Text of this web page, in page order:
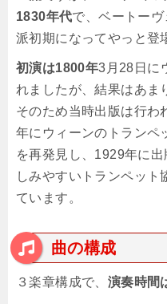
1830年代で、ベートー
派初期になってやっと登
初演は1800年3月28日に
れましたが、結果はあま
そのため当時出版は行わ
年にウィーンのトランペ
を再発見し、1929年に
しみやすいトランペット
ています。
曲の構成
３楽章構成で、 演奏時間